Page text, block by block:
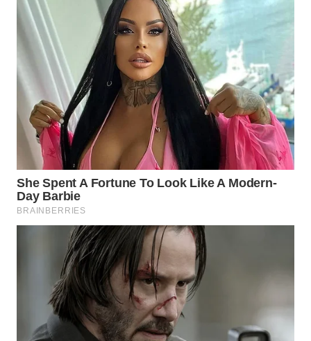
LABUHANBATU
WN
TAPANULI
TENGAH
WN DELI
SERDANG
WN
TEBING
TINGGI
WN
KARAWANG
WN